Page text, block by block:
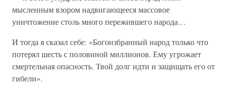
мысленным взором надвигающееся массовое
уничтожение столь много пережившего народа…
И тогда я сказал себе: «Богоизбранный народ только что
потерял шесть с половиной миллионов. Ему угрожает
смертельная опасность. Твой долг идти и защищать его от
гибели».